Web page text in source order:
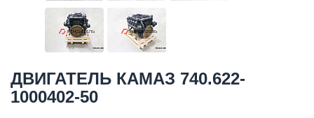
ДВИГАТЕЛЬ КАМАЗ 740.622-
1000402-50